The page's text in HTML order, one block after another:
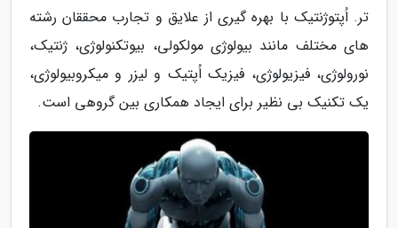
تر. اُپتوژنتیک با بهره گیری از علایق و تجارب محققان رشته
های مختلف مانند بیولوژی مولکولی، بیوتکنولوژی، ژنتیک،
نورولوژی، فیزیولوژی، فیزیک اُپتیک و لیزر و میکروبیولوژی،
یک تکنیک بی نظیر برای ایجاد همکاری بین گروهی است.